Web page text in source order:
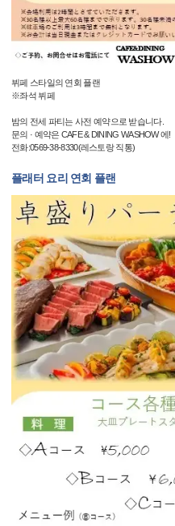
뷔페 스타일의 연회 플랜
※좌석 뷔페
밤의 전세 파티는 사전 예약으로 받습니다.
문의 · 예약은 CAFE & DINING WASHOW 에!
전화:0569-38-8330(레스토랑 직통)
플래터 요리 연회 플랜